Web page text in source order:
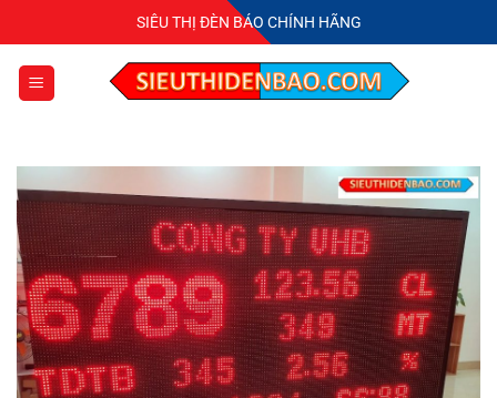
qua
nội
dung
SIÊU THỊ ĐÈN BÁO CHÍNH HÃNG